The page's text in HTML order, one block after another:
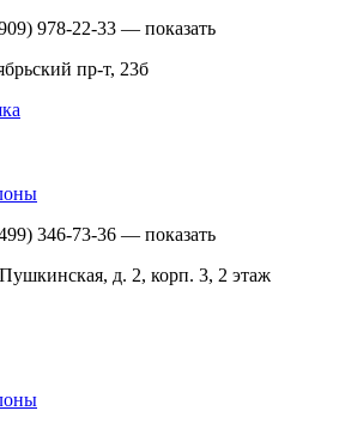
978-22-33 — показать
пр-т, 23б
346-73-36 — показать
д. 2, корп. 3, 2 этаж